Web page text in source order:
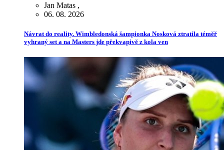
Jan Matas ,
06. 08. 2026
Návrat do reality. Wimbledonská šampionka Nosková ztratila téměř
vyhraný set a na Masters jde překvapivě z kola ven